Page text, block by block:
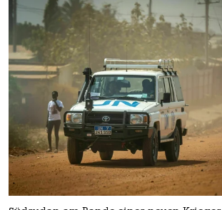
genossenschaft
epaper login